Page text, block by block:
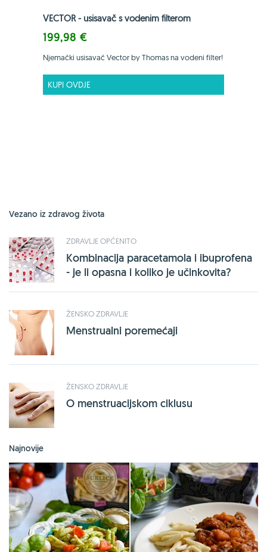
VECTOR - usisavač s vodenim filterom
199,98 €
Njemački usisavač Vector by Thomas na vodeni filter!
KUPI OVDJE
Vezano iz zdravog života
ZDRAVLJE OPĆENITO
Kombinacija paracetamola i ibuprofena
- je li opasna i koliko je učinkovita?
ŽENSKO ZDRAVLJE
Menstrualni poremećaji
ŽENSKO ZDRAVLJE
O menstruacijskom ciklusu
Najnovije